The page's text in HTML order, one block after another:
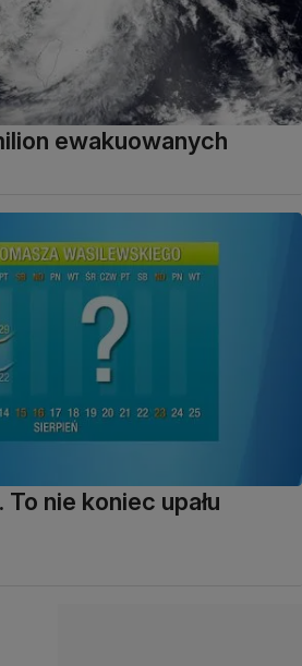
ewakuowanych
To nie koniec upału